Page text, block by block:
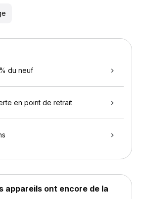
du neuf
en point de retrait
appareils ont encore de la